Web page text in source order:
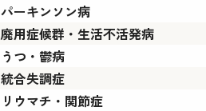
パーキンソン病
廃用症候群・生活不活発病
うつ・鬱病
統合失調症
リウマチ・関節症